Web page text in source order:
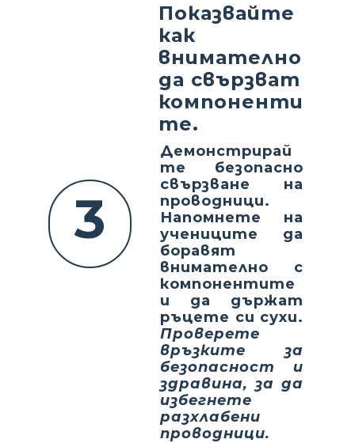
3
Показвайте
как
внимателно
да свързват
компоненти
те.
Демонстрирай
те безопасно
свързване на
проводници.
Напомнете на
учениците да
боравят
внимателно с
компонентите
и да държат
ръцете си сухи.
Проверете
връзките за
безопасност и
здравина, за да
избегнете
разхлабени
проводници.